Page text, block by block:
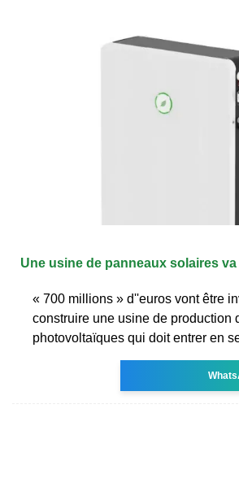
Une usine de panneaux solaires
« 700 millions » d''euros vont être
construire une usine de production
photovoltaïques qui doit entrer en